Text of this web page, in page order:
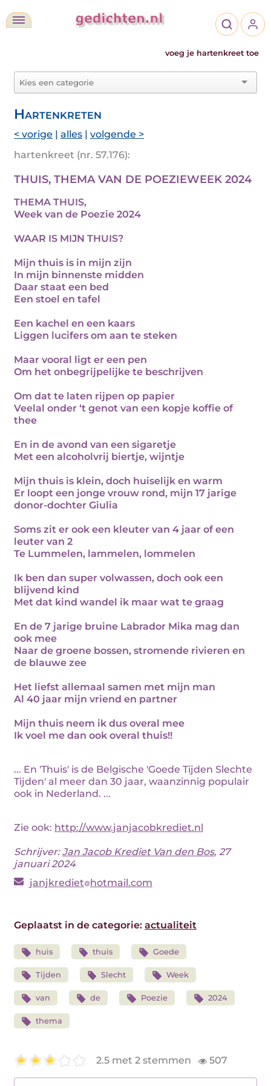
voeg je hartenkreet toe
Hartenkreten
< vorige | alles | volgende >
hartenkreet (nr. 57.176):
THUIS, THEMA VAN DE POEZIEWEEK 2024
THEMA THUIS,
Week van de Poezie 2024
WAAR IS MIJN THUIS?
Mijn thuis is in mijn zijn
In mijn binnenste midden
Daar staat een bed
Een stoel en tafel
Een kachel en een kaars
Liggen lucifers om aan te steken
Maar vooral ligt er een pen
Om het onbegrijpelijke te beschrijven
Om dat te laten rijpen op papier
Veelal onder ‘t genot van een kopje koffie of
thee
En in de avond van een sigaretje
Met een alcoholvrij biertje, wijntje
Mijn thuis is klein, doch huiselijk en warm
Er loopt een jonge vrouw rond, mijn 17 jarige
donor-dochter Giulia
Soms zit er ook een kleuter van 4 jaar of een
leuter van 2
Te Lummelen, lammelen, lommelen
Ik ben dan super volwassen, doch ook een
blijvend kind
Met dat kind wandel ik maar wat te graag
En de 7 jarige bruine Labrador Mika mag dan
ook mee
Naar de groene bossen, stromende rivieren en
de blauwe zee
Het liefst allemaal samen met mijn man
Al 40 jaar mijn vriend en partner
Mijn thuis neem ik dus overal mee
Ik voel me dan ook overal thuis!!
... En 'Thuis' is de Belgische 'Goede Tijden Slechte
Tijden' al meer dan 30 jaar, waanzinnig populair
ook in Nederland. ...
Zie ook: http://www.janjacobkrediet.nl
Schrijver:Jan Jacob Krediet Van den Bos, 27
januari 2024
janjkrediet hotmail.com
Geplaatst in de categorie: actualiteit
huis thuis Goede
Tijden Slecht Week
van de Poezie 2024
thema
2.5 met 2 stemmen 507